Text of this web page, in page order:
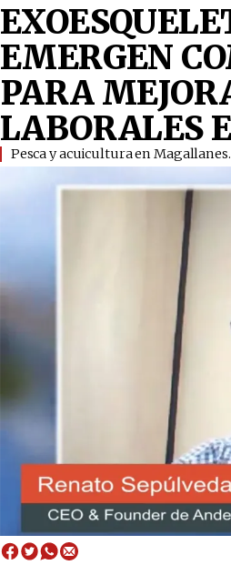
EMERGEN
PARA
LABORALES
Pesca y acuicultura en Magallanes.